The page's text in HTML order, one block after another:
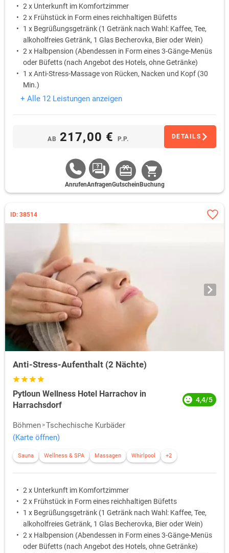
2 x Unterkunft im Komfortzimmer
2 x Frühstück in Form eines reichhaltigen Büfetts
1 x Begrüßungsgetränk (1 Getränk nach Wahl: Kaffee, Tee,
alkoholfreies Getränk, 1 Glas Becherovka, Bier oder Wein)
2 x Halbpension (Abendessen in Form eines 3-Gänge-Menüs
oder Büfetts (nach Angebot des Hotels, ohne Getränke)
1 x Anti-Stress-Massage von Rücken, Nacken und Kopf (30
Min.)
Kaffee- und Tee-Set mit Schnellkochkanne auf dem Zimmer
+ Alle 12 Leistungen anzeigen
AB 217,00 € P.P. DETAILS
AnrufenAnfragenGutschein Buchung
ID: 38514
Anti-Stress-Aufenthalt (2 Nächte)
Pytloun Wellness Hotel Harrachov in
Harrachsdorf
4,4/5
Böhmen Tschechische Kurbäder
(Karte öffnen)
Sauna Wellness & SPA Massagen Whirlpool +2
2 x Unterkunft im Komfortzimmer
2 x Frühstück in Form eines reichhaltigen Büfetts
1 x Begrüßungsgetränk (1 Getränk nach Wahl: Kaffee, Tee,
alkoholfreies Getränk, 1 Glas Becherovka, Bier oder Wein)
2 x Halbpension (Abendessen in Form eines 3-Gänge-Menüs
oder Büfetts (nach Angebot des Hotels, ohne Getränke)